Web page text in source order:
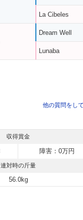
La Cibeles
Dream Well
Lunaba
他の質問をし
収得賞金
障害：0万円
連対時の斤量
56.0kg